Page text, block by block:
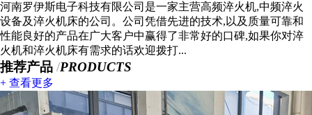
河南罗伊斯电子科技有限公司是一家主营高频淬火机,中频淬火
设备及淬火机床的公司。公司凭借先进的技术,以及质量可靠和
性能良好的产品在广大客户中赢得了非常好的口碑,如果你对淬
火机和淬火机床有需求的话欢迎拨打...
推荐产品 /PRODUCTS
+ 查看更多